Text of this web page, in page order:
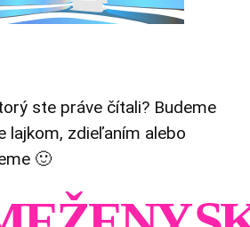
ste práve čítali? Budeme
lajkom, zdieľaním alebo
🙂